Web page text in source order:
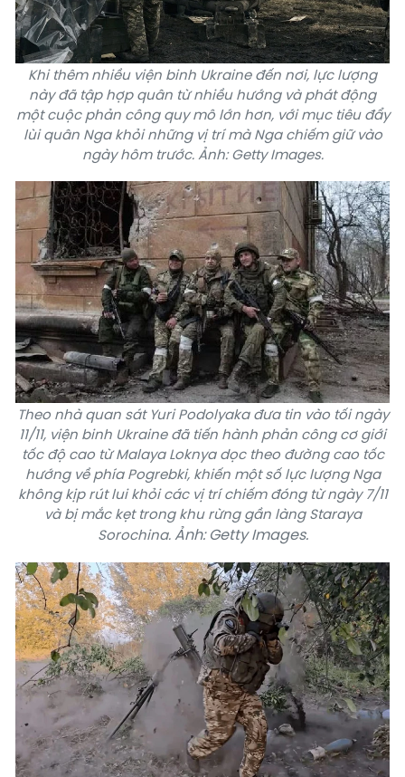
Khi thêm nhiều viện binh Ukraine đến nơi, lực lượng
này đã tập hợp quân từ nhiều hướng và phát động
một cuộc phản công quy mô lớn hơn, với mục tiêu đẩy
lùi quân Nga khỏi những vị trí mà Nga chiếm giữ vào
ngày hôm trước. Ảnh: Getty Images.
Theo nhà quan sát Yuri Podolyaka đưa tin vào tối ngày
11/11, viện binh Ukraine đã tiến hành phản công cơ giới
tốc độ cao từ Malaya Loknya dọc theo đường cao tốc
hướng về phía Pogrebki, khiến một số lực lượng Nga
không kịp rút lui khỏi các vị trí chiếm đóng từ ngày 7/11
và bị mắc kẹt trong khu rừng gần làng Staraya
Sorochina.Ảnh: Getty Images.